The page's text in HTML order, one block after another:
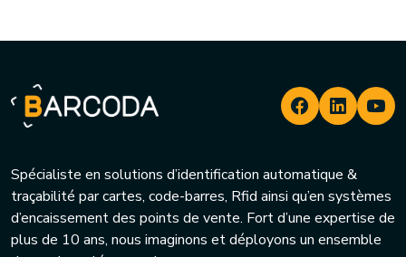
Spécialiste en solutions d’identification automatique &
traçabilité par cartes, code-barres, Rfid ainsi qu’en systèmes
d’encaissement des points de vente. Fort d’une expertise de
plus de 10 ans, nous imaginons et déployons un ensemble